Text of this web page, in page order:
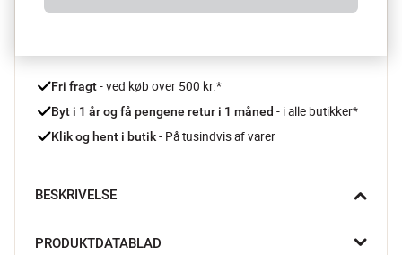
Fri fragt - ved køb over 500 kr.*
Byt i 1 år og få pengene retur i 1 måned - i alle butikker*
Klik og hent i butik - På tusindvis af varer
BESKRIVELSE
fra Leopold Vienna et fast redskab på barbordet. Det
PRODUKTDATABLAD